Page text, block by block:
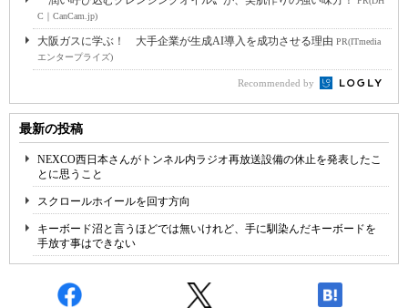
C｜CanCam.jp)
大阪ガスに学ぶ！ 大手企業が生成AI導入を成功させる理由 PR(ITmedia
エンタープライズ)
Recommended by
最新の投稿
NEXCO西日本さんがトンネル内ラジオ再放送設備の休止を発表したこ
とに思うこと
スクロールホイールを回す方向
キーボード沼と言うほどでは無いけれど、手に馴染んだキーボードを
手放す事はできない